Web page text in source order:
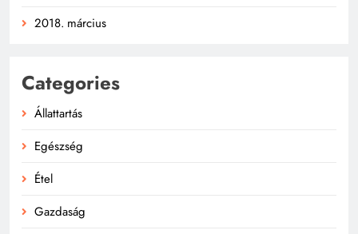
2018. március
Categories
Állattartás
Egészség
Étel
Gazdaság